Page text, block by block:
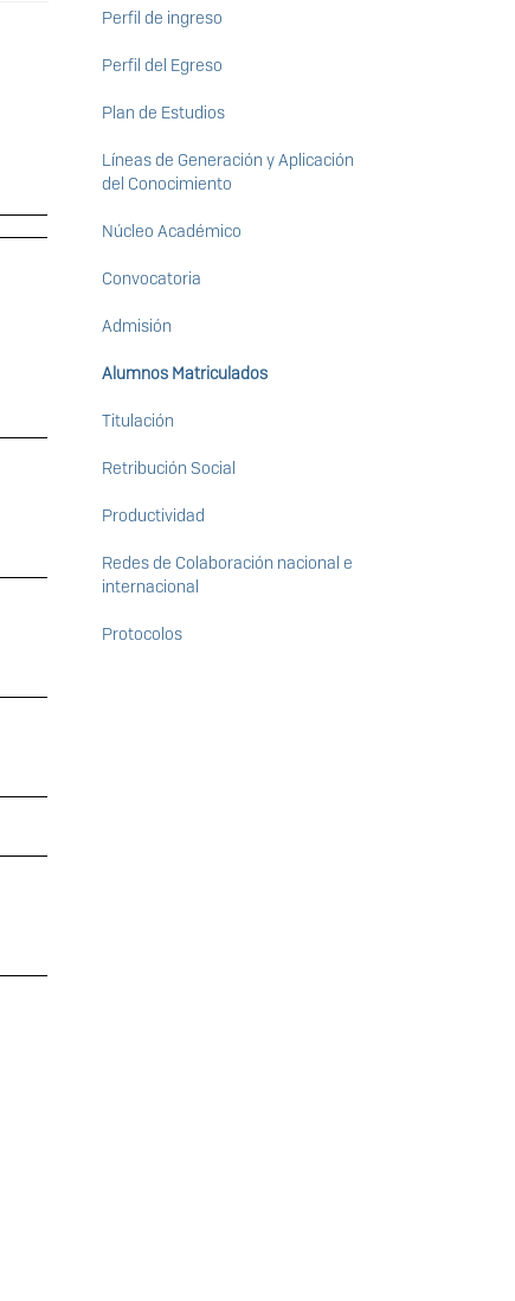
Ciencias
Ingeniería
del
Agua
Energía
Perfil de ingreso
Perfil del Egreso
Plan de Estudios
Líneas de Generación y Aplicación
del Conocimiento
Núcleo Académico
Convocatoria
Admisión
Alumnos Matriculados
Titulación
Retribución Social
Productividad
Redes de Colaboración nacional e
internacional
Protocolos